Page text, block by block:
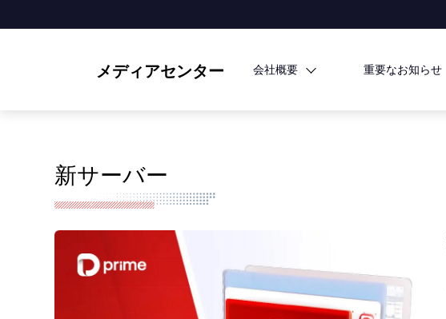
メディアセンター 会社概要 重要なお知らせ
新サーバー